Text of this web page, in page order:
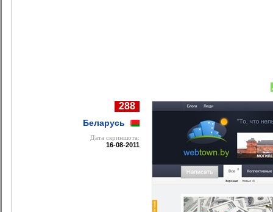
288
Беларусь
Дата cкриншота:
16-08-2011